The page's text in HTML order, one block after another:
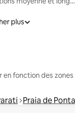
plus
en fonction des
Praia de